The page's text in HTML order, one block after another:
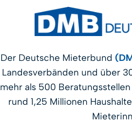
Der Deutsche Mieterbund
Landesverbänden und über
mehr als 500
rund 1,25 Millionen